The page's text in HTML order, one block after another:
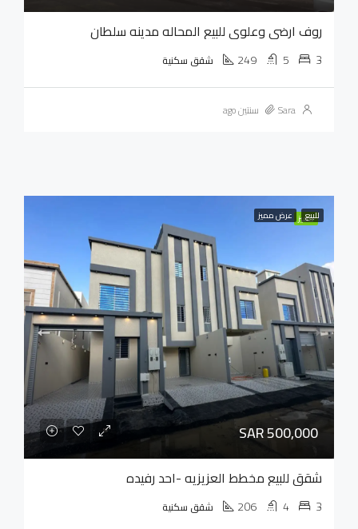
روف ارضي وعلوي للبيع المحاله مدينه سلطان
3
5
249 شقق سكنية
Sara سنتين ago
مميز
للبيع عرض مميز
SAR 500,000
شقق للبيع مخطط العزيزيه -احد رفيده
3
4
206 شقق سكنية